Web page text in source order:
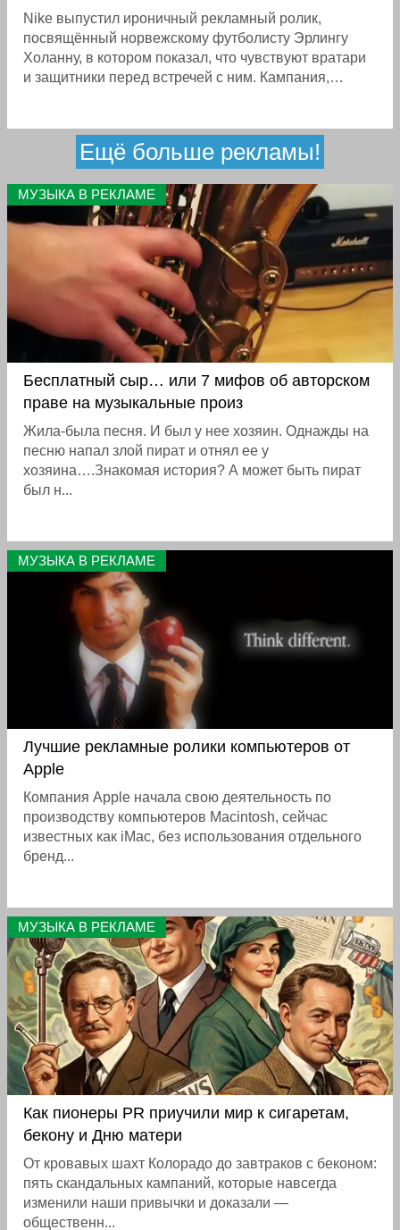
Nike выпустил ироничный рекламный ролик,
посвящённый норвежскому футболисту Эрлингу
Холанну, в котором показал, что чувствуют вратари
и защитники перед встречей с ним. Кампания,
принятие, — превращает противостояние с
Холанном в почти психологическое испытание
Ещё больше рекламы!
МУЗЫКА В РЕКЛАМЕ
Бесплатный сыр… или 7 мифов об авторском
праве на музыкальные произ
Жила-была песня. И был у нее хозяин. Однажды на
песню напал злой пират и отнял ее у
хозяина….Знакомая история? А может быть пират
был н...
МУЗЫКА В РЕКЛАМЕ
Лучшие рекламные ролики компьютеров от
Apple
Компания Apple начала свою деятельность по
производству компьютеров Macintosh, сейчас
известных как iMac, без использования отдельного
бренд...
МУЗЫКА В РЕКЛАМЕ
Как пионеры PR приучили мир к сигаретам,
бекону и Дню матери
От кровавых шахт Колорадо до завтраков с беконом:
пять скандальных кампаний, которые навсегда
изменили наши привычки и доказали —
общественн...